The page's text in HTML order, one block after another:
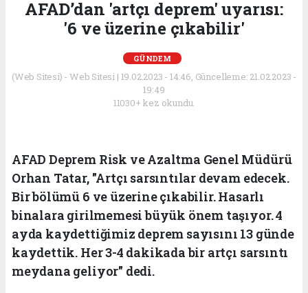
AFAD’dan 'artçı deprem' uyarısı:
'6 ve üzerine çıkabilir'
GÜNDEM
(Web Sitesi) - Web Sitesi | 19.02.2023 - 14:46, Güncelleme: 21.02.2023 -
19:49
11030+ kez okundu.
AFAD Deprem Risk ve Azaltma Genel Müdürü
Orhan Tatar, "Artçı sarsıntılar devam edecek.
Bir bölümü 6 ve üzerine çıkabilir. Hasarlı
binalara girilmemesi büyük önem taşıyor. 4
ayda kaydettiğimiz deprem sayısını 13 günde
kaydettik. Her 3-4 dakikada bir artçı sarsıntı
meydana geliyor" dedi.